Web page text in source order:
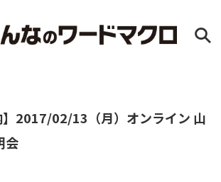
】2017/02/13（月）オンライン 山
会